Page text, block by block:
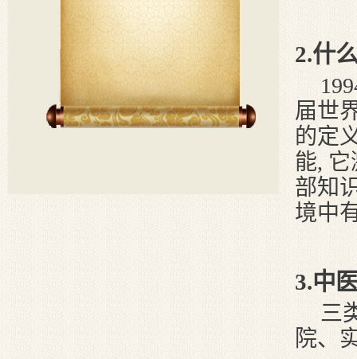
2.什
届世
的定
能,
部知
境中
3.中
三
院、